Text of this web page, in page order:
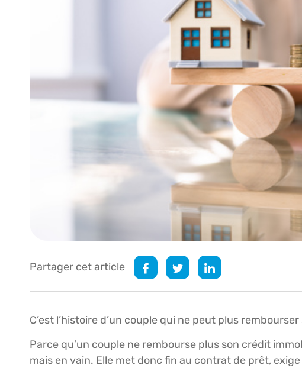
Partager cet article
C’est l’histoire d’un couple qui ne peut plus
Parce qu’un couple ne rembourse plus son crédit
mais en vain. Elle met donc fin au contrat de prêt,